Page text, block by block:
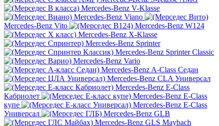
Mercedes-Benz V-Klasse
Mercedes-Benz Viano
Mercedes-Benz Vito
Mercedes-Benz W124
Mercedes-Benz X-Klasse
Mercedes-Benz Sprinter
Mercedes-Benz Sprinter Classic
Mercedes-Benz Vario
Mercedes-Benz A-Class Седан
Mercedes-Benz CLA Универсал
Mercedes-Benz E-Class
Кабриолет
Mercedes-Benz E-Class
купе
Mercedes-Benz E-Class
Универсал
Mercedes-Benz GLB
Mercedes-Benz GLS Maybach